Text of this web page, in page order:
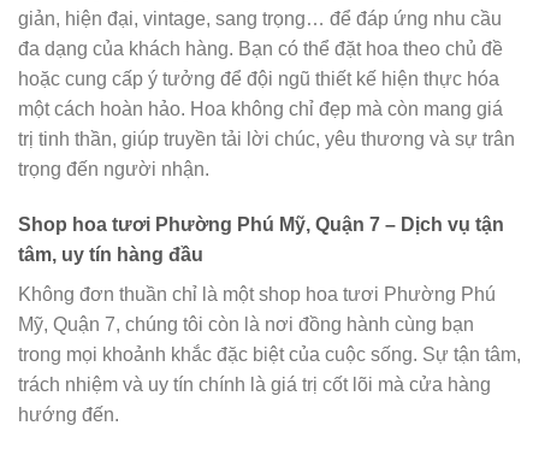
giản, hiện đại, vintage, sang trọng… để đáp ứng nhu cầu
đa dạng của khách hàng. Bạn có thể đặt hoa theo chủ đề
hoặc cung cấp ý tưởng để đội ngũ thiết kế hiện thực hóa
một cách hoàn hảo. Hoa không chỉ đẹp mà còn mang giá
trị tinh thần, giúp truyền tải lời chúc, yêu thương và sự trân
trọng đến người nhận.
Shop hoa tươi Phường Phú Mỹ, Quận 7 – Dịch vụ tận
tâm, uy tín hàng đầu
Không đơn thuần chỉ là một shop hoa tươi Phường Phú
Mỹ, Quận 7, chúng tôi còn là nơi đồng hành cùng bạn
trong mọi khoảnh khắc đặc biệt của cuộc sống. Sự tận tâm,
trách nhiệm và uy tín chính là giá trị cốt lõi mà cửa hàng
hướng đến.